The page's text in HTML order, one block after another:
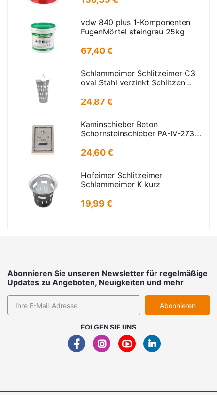
vdw 840 plus 1-Komponenten
FugenMörtel steingrau 25kg
67,40 €
Schlammeimer Schlitzeimer C3
oval Stahl verzinkt Schlitzen
24,87 €
Kaminschieber Beton
Schornsteinschieber PA-IV-273
16,5x24,5cm
24,60 €
Hofeimer Schlitzeimer
Schlammeimer K kurz
19,99 €
Abonnieren Sie unseren Newsletter für regelmäßige
Updates zu Angeboten, Neuigkeiten und mehr
Abonnieren
FOLGEN SIE UNS